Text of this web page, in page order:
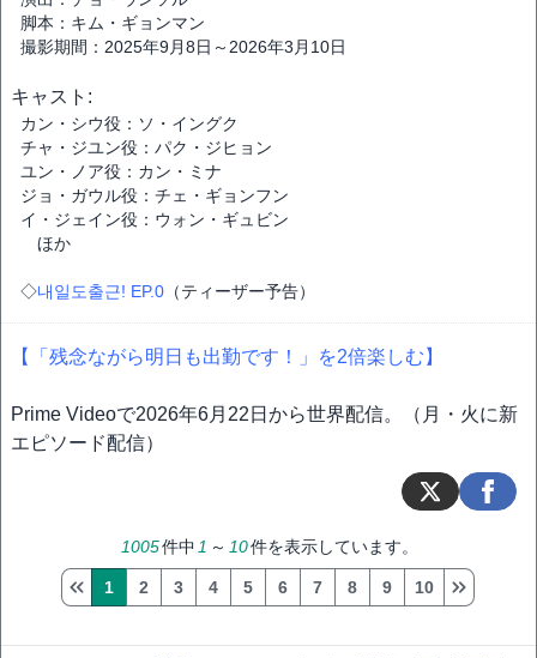
脚本：キム・ギョンマン
撮影期間：2025年9月8日～2026年3月10日
キャスト:
カン・シウ役：ソ・イングク
チャ・ジユン役：パク・ジヒョン
ユン・ノア役：カン・ミナ
ジョ・ガウル役：チェ・ギョンフン
イ・ジェイン役：ウォン・ギュビン
ほか
◇내일도출근! EP.0 （ティーザー予告）
【「残念ながら明日も出勤です！」を2倍楽しむ】
Prime Videoで2026年6月22日から世界配信。（月・火に新
エピソード配信）
1005件中 1 ～ 10件を表示しています。
1 2 3 4 5 6 7 8 9 10